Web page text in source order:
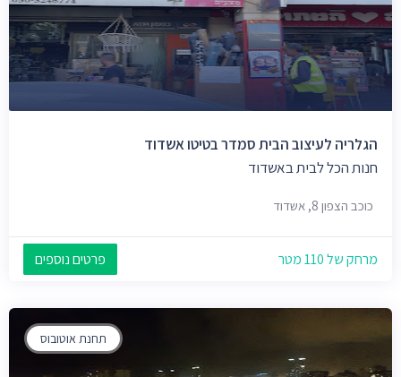
הגלריה לעיצוב הבית סמדר בטיטו אשדוד
חנות הכל לבית באשדוד
כוכב הצפון 8, אשדוד
מרחק של 110 מטר פרטים נוספים
תחנת אוטובוס